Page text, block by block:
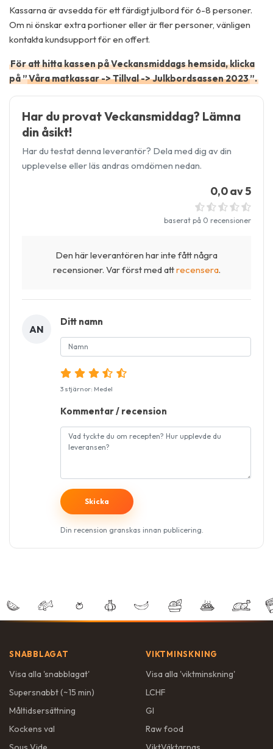
Kassarna är avsedda för ett färdigt julbord för 6-8 personer.
Om ni önskar extra portioner eller är fler personer, vänligen
kontakta kundsupport för en offert.
För att hitta kassen på Veckansmiddags hemsida, klicka
på ”Våra matkassar -> Tillval -> Julkbordsassen 2023”.
Har du provat Veckansmiddag? Lämna
din åsikt!
Har du testat denna leverantör? Dela med dig av din
upplevelse eller läs andras omdömen nedan.
0,0 av 5
baserat på 0 recensioner
Den här leverantören har inte fått några
recensioner. Var först med attrecensera.
AN
Ditt namn
3 stjärnor: Medel
Kommentar / recension
Din recension granskas innan publicering.
SNABBLAGAT
Visa alla 'snabblagat'
Supersnabbt (~15 min)
Måltidsersättning
Kockens val
VIKTMINSKNING
Visa alla 'viktminskning'
LCHF
GI
Raw food